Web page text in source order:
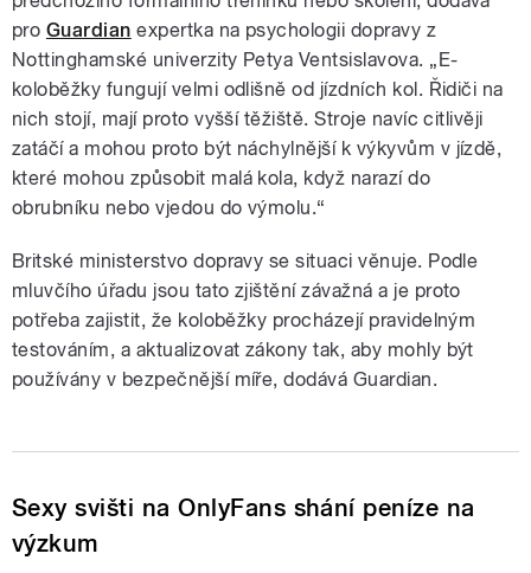
pro Guardian expertka na psychologii dopravy z
Nottinghamské univerzity Petya Ventsislavova. „E-
koloběžky fungují velmi odlišně od jízdních kol. Řidiči na
nich stojí, mají proto vyšší těžiště. Stroje navíc citlivěji
zatáčí a mohou proto být náchylnější k výkyvům v jízdě,
které mohou způsobit malá kola, když narazí do
obrubníku nebo vjedou do výmolu.“
Britské ministerstvo dopravy se situaci věnuje. Podle
mluvčího úřadu jsou tato zjištění závažná a je proto
potřeba zajistit, že koloběžky procházejí pravidelným
testováním, a aktualizovat zákony tak, aby mohly být
používány v bezpečnější míře, dodává Guardian.
Sexy svišti na OnlyFans shání peníze na
výzkum